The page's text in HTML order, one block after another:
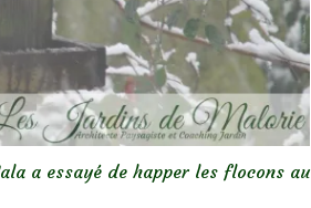
a essayé de happer les flocons au